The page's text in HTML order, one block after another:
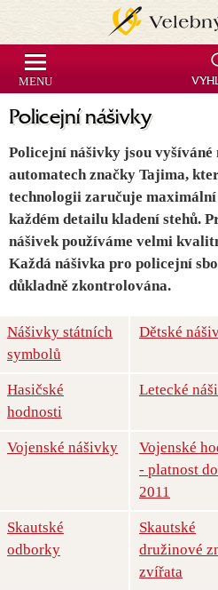
Policejní nášivky
Policejní nášivky jsou
automatech značky Tajima,
technologii zaručuje
každém detailu kladení stehů.
nášivek používáme velmi
Každá nášivka pro policejní
důkladně zkontrolována.
Nášivky státních
symbolů
Dětské
Hasičské
hodnosti
Letecké
Vojenské nášivky
Vojenské
- platnost
2011
Skautské
odborky
Skautské
družinové
zvířata
MENU